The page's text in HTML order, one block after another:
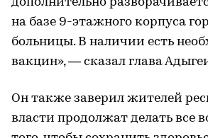
на базе 9-этажного корпуса
больницы. В наличии есть
вакцин», — сказал глава
Он также заверил жителей
власти продолжат делать все